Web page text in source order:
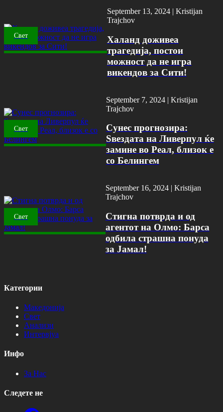
Свет
September 13, 2024 | Kristijan
Trajchov
Халанд доживеа
трагедија, постои
можност да не игра
викендов за Сити!
Свет
September 7, 2024 | Kristijan
Trajchov
Сунес прогнозира:
Ѕвездата на Ливерпул ќе
замине во Реал, близок е
со Белингем
Свет
September 16, 2024 | Kristijan
Trajchov
Стигна потврда и од
агентот на Олмо: Барса
одбила страшна понуда
за Јамал!
Категории
Македонија
Свет
Анализи
Интервјуа
Инфо
За Нас
Следете не